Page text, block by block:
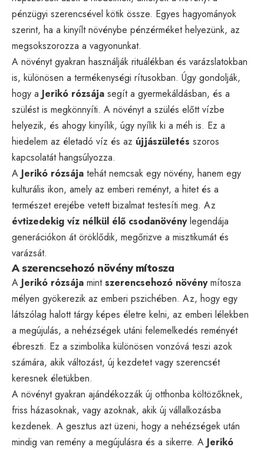
pénzügyi szerencsével kötik össze. Egyes hagyományok
szerint, ha a kinyílt növénybe pénzérméket helyezünk, az
megsokszorozza a vagyonunkat.
A növényt gyakran használják rituálékban és varázslatokban
is, különösen a termékenységi rítusokban. Úgy gondolják,
hogy a Jerikó rózsája segít a gyermekáldásban, és a
szülést is megkönnyíti. A növényt a szülés előtt vízbe
helyezik, és ahogy kinyílik, úgy nyílik ki a méh is. Ez a
hiedelem az életadó víz és az újjászületés szoros
kapcsolatát hangsúlyozza.
A Jerikó rózsája tehát nemcsak egy növény, hanem egy
kulturális ikon, amely az emberi reményt, a hitet és a
természet erejébe vetett bizalmat testesíti meg. Az
évtizedekig víz nélkül élő csodanövénylegendája
generációkon át öröklődik, megőrizve a misztikumát és
varázsát.
A szerencsehozó növény mítosza
A Jerikó rózsája mintszerencsehozó növénymítosza
mélyen gyökerezik az emberi pszichében. Az, hogy egy
látszólag halott tárgy képes életre kelni, az emberi lélekben
a megújulás, a nehézségek utáni felemelkedés reményét
ébreszti. Ez a szimbolika különösen vonzóvá teszi azok
számára, akik változást, új kezdetet vagy szerencsét
keresnek életükben.
A növényt gyakran ajándékozzák új otthonba költözőknek,
friss házasoknak, vagy azoknak, akik új vállalkozásba
kezdenek. A gesztus azt üzeni, hogy a nehézségek után
mindig van remény a megújulásra és a sikerre. A Jerikó